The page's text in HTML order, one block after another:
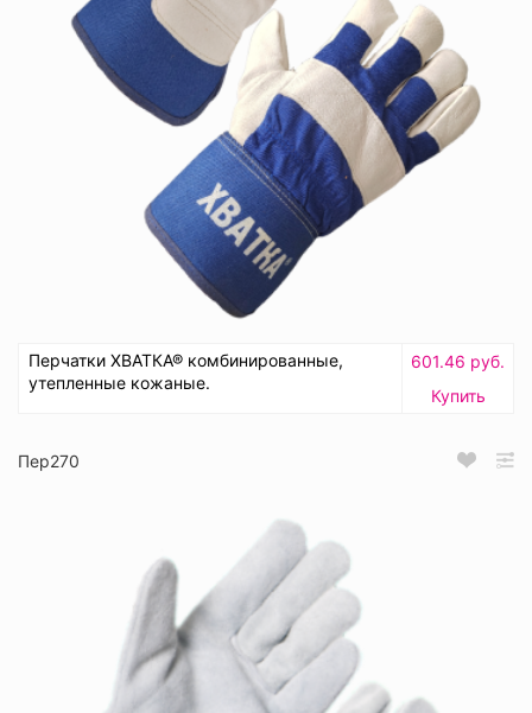
Перчатки ХВАТКА® комбинированные,
утепленные кожаные.
601.46 руб.
Купить
Пер270